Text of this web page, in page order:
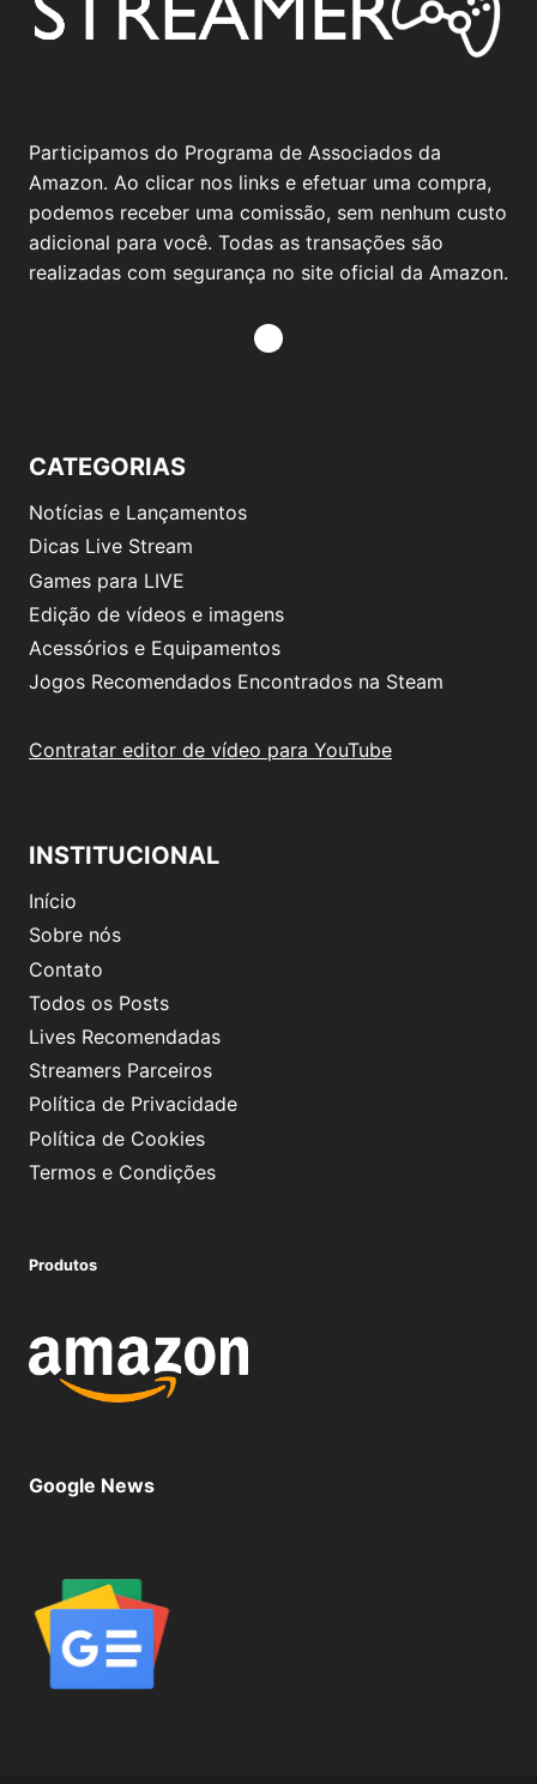
Participamos do Programa de Associados da
Amazon. Ao clicar nos links e efetuar uma compra,
podemos receber uma comissão, sem nenhum custo
adicional para você. Todas as transações são
realizadas com segurança no site oficial da Amazon.
CATEGORIAS
Notícias e Lançamentos
Dicas Live Stream
Games para LIVE
Edição de vídeos e imagens
Acessórios e Equipamentos
Jogos Recomendados Encontrados na Steam
Contratar editor de vídeo para YouTube
INSTITUCIONAL
Início
Sobre nós
Contato
Todos os Posts
Lives Recomendadas
Streamers Parceiros
Política de Privacidade
Política de Cookies
Termos e Condições
Produtos
Google News